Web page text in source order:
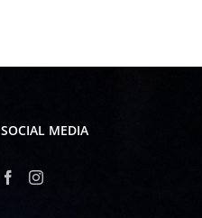
SOCIAL MEDIA